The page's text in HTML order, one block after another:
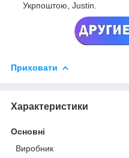
Укрпоштою, Justin.
Приховати
Характеристики
Основні
Виробник